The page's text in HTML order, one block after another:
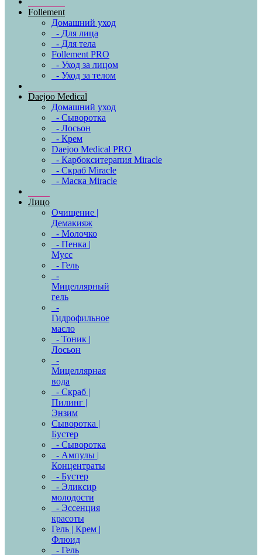
Follement
Домашний уход
- Для лица
- Для тела
Follement PRO
- Уход за лицом
- Уход за телом
Daejoo Medical
Домашний уход
- Сыворотка
- Лосьон
- Крем
Daejoo Medical PRO
- Карбокситерапия Miracle
- Скраб Miracle
- Маска Miracle
Лицо
Очищение |
Демакияж
- Молочко
- Пенка |
Мусс
- Гель
-
Мицеллярный
гель
-
Гидрофильное
масло
- Тоник |
Лосьон
-
Мицеллярная
вода
- Скраб |
Пилинг |
Энзим
Сыворотка |
Бустер
- Сыворотка
- Ампулы |
Концентраты
- Бустер
- Эликсир
молодости
- Эссенция
красоты
Гель | Крем |
Флюид
- Гель